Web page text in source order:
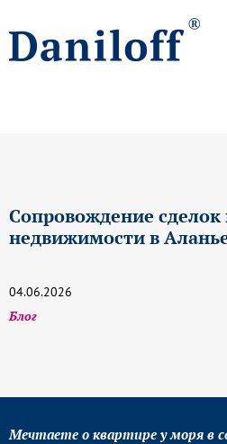
Сопровождение сделок
недвижимости в
04.06.2026
Блог
Мечтаете о квартире у моря в